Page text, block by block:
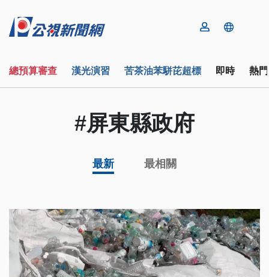
總預算審查 漢光演習 苦茶油苯駢芘超標 即時 熱
#屏東縣政府
最新 最相關